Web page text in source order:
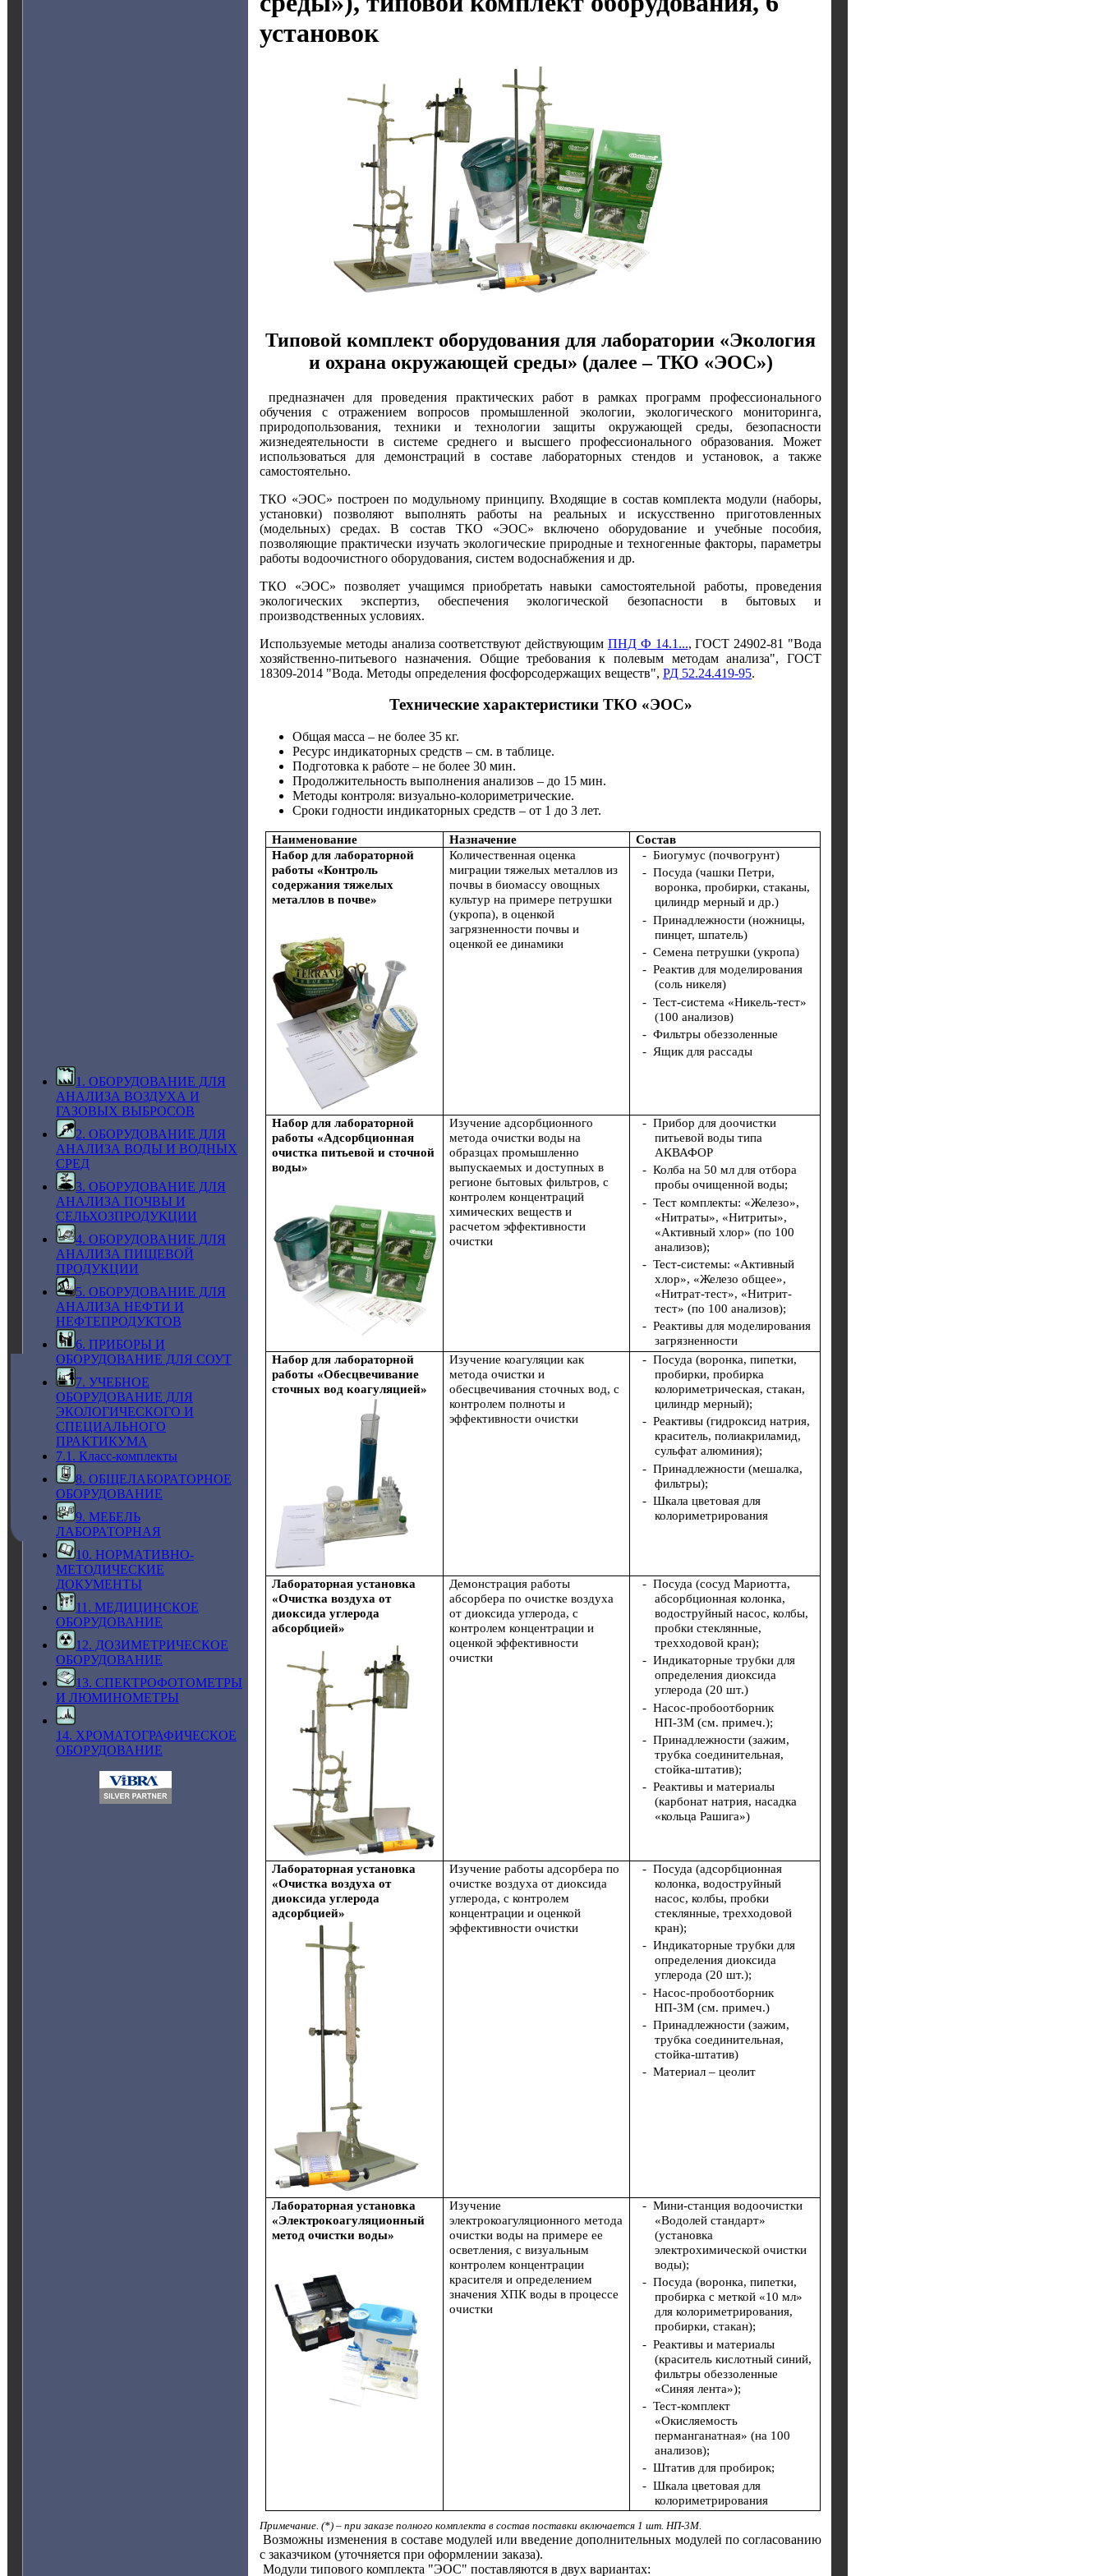
1. ОБОРУДОВАНИЕ ДЛЯ
АНАЛИЗА ВОЗДУХА И
ГАЗОВЫХ ВЫБРОСОВ
2. ОБОРУДОВАНИЕ ДЛЯ
АНАЛИЗА ВОДЫ И ВОДНЫХ
СРЕД
3. ОБОРУДОВАНИЕ ДЛЯ
АНАЛИЗА ПОЧВЫ И
СЕЛЬХОЗПРОДУКЦИИ
4. ОБОРУДОВАНИЕ ДЛЯ
АНАЛИЗА ПИЩЕВОЙ
ПРОДУКЦИИ
5. ОБОРУДОВАНИЕ ДЛЯ
АНАЛИЗА НЕФТИ И
НЕФТЕПРОДУКТОВ
6. ПРИБОРЫ И
ОБОРУДОВАНИЕ ДЛЯ СОУТ
7. УЧЕБНОЕ
ОБОРУДОВАНИЕ ДЛЯ
ЭКОЛОГИЧЕСКОГО И
СПЕЦИАЛЬНОГО
ПРАКТИКУМА
7.1. Класс-комплекты
8. ОБЩЕЛАБОРАТОРНОЕ
ОБОРУДОВАНИЕ
9. МЕБЕЛЬ
ЛАБОРАТОРНАЯ
10. НОРМАТИВНО-
МЕТОДИЧЕСКИЕ
ДОКУМЕНТЫ
11. МЕДИЦИНСКОЕ
ОБОРУДОВАНИЕ
12. ДОЗИМЕТРИЧЕСКОЕ
ОБОРУДОВАНИЕ
13. СПЕКТРОФОТОМЕТРЫ
И ЛЮМИНОМЕТРЫ
14. ХРОМАТОГРАФИЧЕСКОЕ
ОБОРУДОВАНИЕ
установок
Типовой комплект оборудования для лаборатории «Экология
и охрана окружающей среды» (далее – ТКО «ЭОС»)
предназначен для проведения практических работ в рамках программ профессионального
обучения с отражением вопросов промышленной экологии, экологического мониторинга,
природопользования, техники и технологии защиты окружающей среды, безопасности
жизнедеятельности в системе среднего и высшего профессионального образования. Может
использоваться для демонстраций в составе лабораторных стендов и установок, а также
самостоятельно.
ТКО «ЭОС» построен по модульному принципу. Входящие в состав комплекта модули (наборы,
установки) позволяют выполнять работы на реальных и искусственно приготовленных
(модельных) средах. В состав ТКО «ЭОС» включено оборудование и учебные пособия,
позволяющие практически изучать экологические природные и техногенные факторы, параметры
работы водоочистного оборудования, систем водоснабжения и др.
ТКО «ЭОС» позволяет учащимся приобретать навыки самостоятельной работы, проведения
экологических экспертиз, обеспечения экологической безопасности в бытовых и
производственных условиях.
Используемые методы анализа соответствуют действующим ПНД Ф 14.1..., ГОСТ 24902-81 "Вода
хозяйственно-питьевого назначения. Общие требования к полевым методам анализа", ГОСТ
18309-2014 "Вода. Методы определения фосфорсодержащих веществ", РД 52.24.419-95.
Технические характеристики ТКО «ЭОС»
Общая масса – не более 35 кг.
Ресурс индикаторных средств – см. в таблице.
Подготовка к работе – не более 30 мин.
Продолжительность выполнения анализов – до 15 мин.
Методы контроля: визуально-колориметрические.
Сроки годности индикаторных средств – от 1 до 3 лет.
Наименование Назначение
Состав
Набор для лабораторной
работы «Контроль
содержания тяжелых
металлов в почве»
Количественная оценка
миграции тяжелых металлов из
почвы в биомассу овощных
культур на примере петрушки
(укропа), в оценкой
загрязненности почвы и
оценкой ее динамики
- Биогумус (почвогрунт)
- Посуда (чашки Петри,
воронка, пробирки, стаканы,
цилиндр мерный и др.)
- Принадлежности (ножницы,
пинцет, шпатель)
- Семена петрушки (укропа)
- Реактив для моделирования
(соль никеля)
- Тест-система «Никель-тест»
(100 анализов)
- Фильтры обеззоленные
- Ящик для рассады
Набор для лабораторной
работы «Адсорбционная
очистка питьевой и сточной
воды»
Изучение адсорбционного
метода очистки воды на
образцах промышленно
выпускаемых и доступных в
регионе бытовых фильтров, с
контролем концентраций
химических веществ и
расчетом эффективности
очистки
- Прибор для доочистки
питьевой воды типа
АКВАФОР
- Колба на 50 мл для отбора
пробы очищенной воды;
- Тест комплекты: «Железо»,
«Нитраты», «Нитриты»,
«Активный хлор» (по 100
анализов);
- Тест-системы: «Активный
хлор», «Железо общее»,
«Нитрат-тест», «Нитрит-
тест» (по 100 анализов);
- Реактивы для моделирования
загрязненности
Набор для лабораторной
работы «Обесцвечивание
сточных вод коагуляцией»
Изучение коагуляции как
метода очистки и
обесцвечивания сточных вод, с
контролем полноты и
эффективности очистки
- Посуда (воронка, пипетки,
пробирки, пробирка
колориметрическая, стакан,
цилиндр мерный);
- Реактивы (гидроксид натрия,
краситель, полиакриламид,
сульфат алюминия);
- Принадлежности (мешалка,
фильтры);
- Шкала цветовая для
колориметрирования
Лабораторная установка
«Очистка воздуха от
диоксида углерода
абсорбцией»
Демонстрация работы
абсорбера по очистке воздуха
от диоксида углерода, с
контролем концентрации и
оценкой эффективности
очистки
- Посуда (сосуд Мариотта,
абсорбционная колонка,
водоструйный насос, колбы,
пробки стеклянные,
трехходовой кран);
- Индикаторные трубки для
определения диоксида
углерода (20 шт.)
- Насос-пробоотборник
НП-3М (см. примеч.);
- Принадлежности (зажим,
трубка соединительная,
стойка-штатив);
- Реактивы и материалы
(карбонат натрия, насадка
«кольца Рашига»)
Лабораторная установка
«Очистка воздуха от
диоксида углерода
адсорбцией»
Изучение работы адсорбера по
очистке воздуха от диоксида
углерода, с контролем
концентрации и оценкой
эффективности очистки
- Посуда (адсорбционная
колонка, водоструйный
насос, колбы, пробки
стеклянные, трехходовой
кран);
- Индикаторные трубки для
определения диоксида
углерода (20 шт.);
- Насос-пробоотборник
НП-3М (см. примеч.)
- Принадлежности (зажим,
трубка соединительная,
стойка-штатив)
- Материал – цеолит
Лабораторная установка
«Электрокоагуляционный
метод очистки воды»
Изучение
электрокоагуляционного метода
очистки воды на примере ее
осветления, с визуальным
контролем концентрации
красителя и определением
значения ХПК воды в процессе
очистки
- Мини-станция водоочистки
«Водолей стандарт»
(установка
электрохимической очистки
воды);
- Посуда (воронка, пипетки,
пробирка с меткой «10 мл»
для колориметрирования,
пробирки, стакан);
- Реактивы и материалы
(краситель кислотный синий,
фильтры обеззоленные
«Синяя лента»);
- Тест-комплект
«Окисляемость
перманганатная» (на 100
анализов);
- Штатив для пробирок;
- Шкала цветовая для
колориметрирования
Примечание. (*) – при заказе полного комплекта в состав поставки включается 1 шт. НП-3М.
Возможны изменения в составе модулей или введение дополнительных модулей по согласованию
с заказчиком (уточняется при оформлении заказа).
Модули типового комплекта "ЭОС" поставляются в двух вариантах: